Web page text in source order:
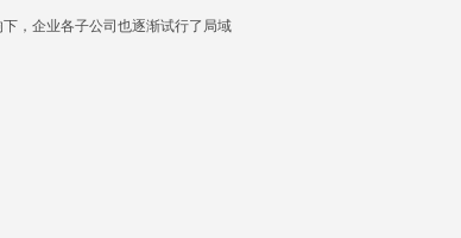
，企业各子公司也逐渐试行了局域